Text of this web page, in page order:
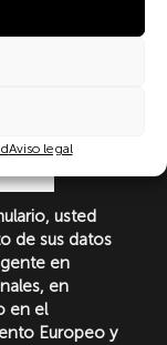
Aviso legal
usted
de sus datos
en
en
en el
Europeo y